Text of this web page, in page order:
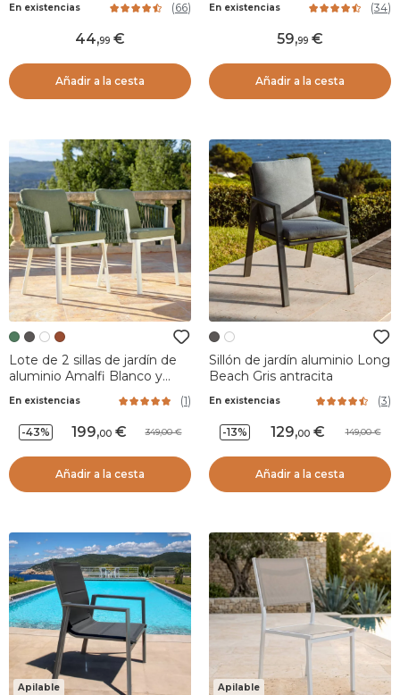
En existencias (66)
44,99
Añadir a la cesta
En existencias (34)
59,99
Añadir a la cesta
Lote de 2 sillas de jardín de
aluminio Amalfi Blanco y
En existencias (1)
-43% 199,00 349,00
Añadir a la cesta
Sillón de jardín aluminio Long
Beach Gris antracita
En existencias (3)
-13% 129,00 149,00
Añadir a la cesta
Apilable Apilable